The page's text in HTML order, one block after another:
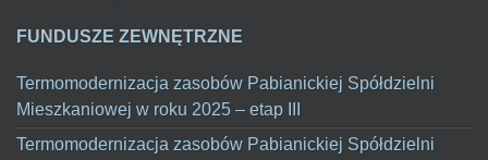
FUNDUSZE ZEWNĘTRZNE
Termomodernizacja zasobów Pabianickiej Spółdzielni
Mieszkaniowej w roku 2025 – etap III
Termomodernizacja zasobów Pabianickiej Spółdzielni